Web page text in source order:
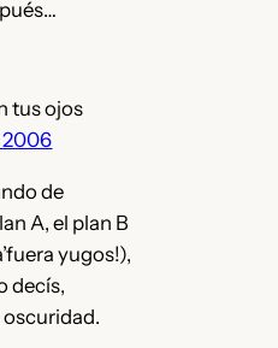
tus ojos
2006
de
A, el plan B
yugos!),
decís,